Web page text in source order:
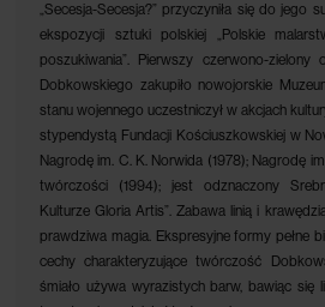
„Secesja-Secesja?” przyczyniła się do jego
ekspozycji sztuki polskiej „Polskie
poszukiwania”. Pierwszy czerwono-zielony
Dobkowskiego zakupiło nowojorskie
stanu wojennego uczestniczył w akcjach
stypendystą Fundacji Kościuszkowskiej w
Nagrodę im. C. K. Norwida (1978); Nagrodę
twórczości (1994); jest odznaczony
Kulturze Gloria Artis”. Zabawa linią i
prawdziwa magia. Ekspresyjne formy pełne
cechy charakteryzujące twórczość
śmiało używa wyrazistych barw, bawiąc się